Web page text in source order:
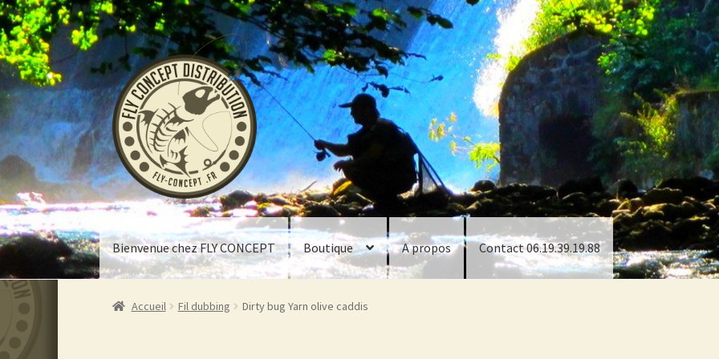
Aller
à
la
navigation
Aller
au
contenu
Bienvenue chez FLY CONCEPT Boutique A propos Contact 06.19.39.19.88
Accueil Fil dubbing Dirty bug Yarn olive caddis